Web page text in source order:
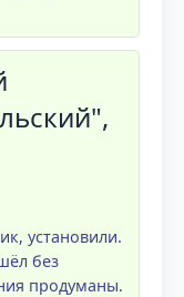
установили.
без
продуманы.